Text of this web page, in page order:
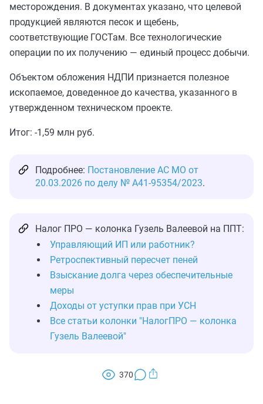
месторождения. В документах указано, что целевой
продукцией являются песок и щебень,
соответствующие ГОСТам. Все технологические
операции по их получению — единый процесс добычи.
Объектом обложения НДПИ признается полезное
ископаемое, доведенное до качества, указанного в
утвержденном техническом проекте.
Итог: -1,59 млн руб.
Подробнее: Постановление АС МО от
20.03.2026 по делу № А41-95354/2023.
Налог ПРО — колонка Гузель Валеевой на ППТ:
Управляющий ИП или работник?
Ретроспективный пересчет пеней
Взыскание долга через обеспечительные
меры
Доходы от уступки прав при УСН
Все статьи колонки "НалогПРО — колонка
Гузель Валеевой"
370